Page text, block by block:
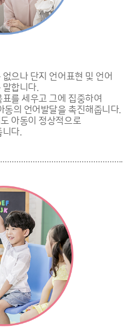
으나 단지 언어표현 및 언어
말합니다.
를 세우고 그에 집중하여
동의 언어발달을 촉진해줍니다.
아동이 정상적으로
니다.